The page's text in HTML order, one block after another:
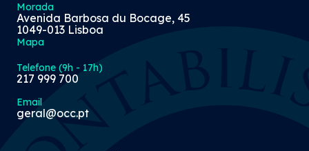
Morada
Avenida Barbosa du Bocage, 45
1049-013 Lisboa
Mapa
Telefone (9h - 17h)
217 999 700
Email
geral@occ.pt